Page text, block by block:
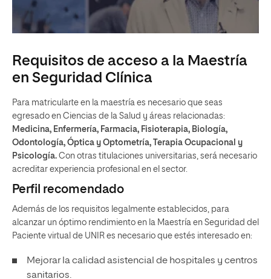
Requisitos de acceso a la Maestría
en Seguridad Clínica
Para matricularte en la maestría es necesario que seas
egresado en Ciencias de la Salud y áreas relacionadas:
Medicina, Enfermería, Farmacia, Fisioterapia, Biología,
Odontología, Óptica y Optometría, Terapia Ocupacional y
Psicología. Con otras titulaciones universitarias, será necesario
acreditar experiencia profesional en el sector.
Perfil recomendado
Además de los requisitos legalmente establecidos, para
alcanzar un óptimo rendimiento en la Maestría en Seguridad del
Paciente virtual de UNIR es necesario que estés interesado en:
Mejorar la calidad asistencial de hospitales y centros
sanitarios.